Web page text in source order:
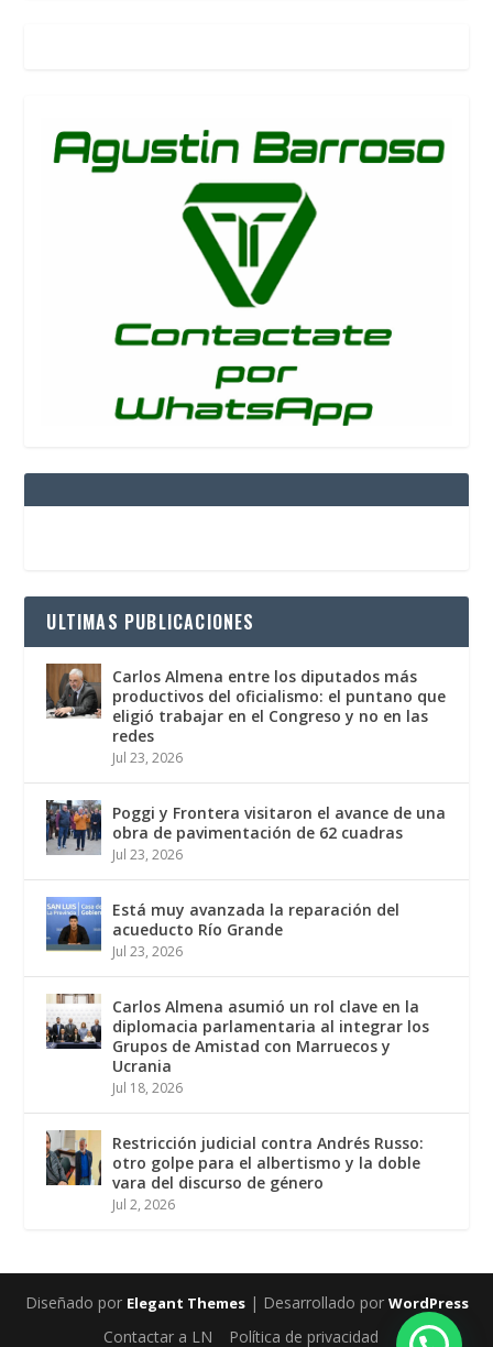
ULTIMAS PUBLICACIONES
Carlos Almena entre los diputados más
productivos del oficialismo: el puntano que
eligió trabajar en el Congreso y no en las
redes
Jul 23, 2026
Poggi y Frontera visitaron el avance de una
obra de pavimentación de 62 cuadras
Jul 23, 2026
Está muy avanzada la reparación del
acueducto Río Grande
Jul 23, 2026
Carlos Almena asumió un rol clave en la
diplomacia parlamentaria al integrar los
Grupos de Amistad con Marruecos y
Ucrania
Jul 18, 2026
Restricción judicial contra Andrés Russo:
otro golpe para el albertismo y la doble
vara del discurso de género
Jul 2, 2026
Diseñado por Elegant Themes| Desarrollado por WordPress
Contactar a LN Política de privacidad